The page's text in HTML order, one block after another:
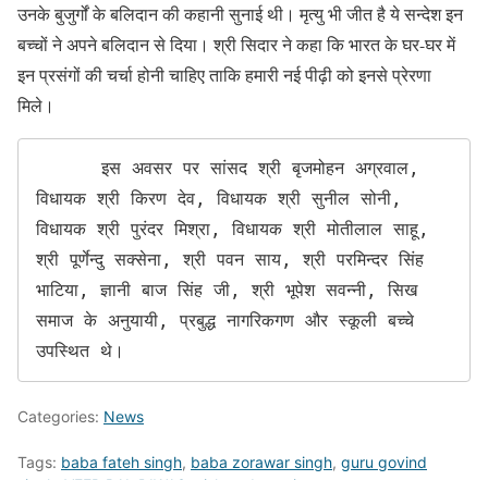
उनके बुजुर्गों के बलिदान की कहानी सुनाई थी। मृत्यु भी जीत है ये सन्देश इन
बच्चों ने अपने बलिदान से दिया। श्री सिदार ने कहा कि भारत के घर-घर में
इन प्रसंगों की चर्चा होनी चाहिए ताकि हमारी नई पीढ़ी को इनसे प्रेरणा
मिले।
      इस अवसर पर सांसद श्री बृजमोहन अग्रवाल,
विधायक श्री किरण देव, विधायक श्री सुनील सोनी,
विधायक श्री पुरंदर मिश्रा, विधायक श्री मोतीलाल साहू,
श्री पूर्णेन्दु सक्सेना, श्री पवन साय, श्री परमिन्दर सिंह
भाटिया, ज्ञानी बाज सिंह जी, श्री भूपेश सवन्नी, सिख
समाज के अनुयायी, प्रबुद्ध नागरिकगण और स्कूली बच्चे
उपस्थित थे।
Categories: News
Tags: baba fateh singh, baba zorawar singh, guru govind